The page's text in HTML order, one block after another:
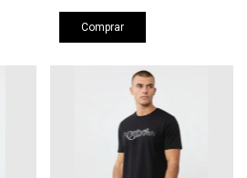
Comprar